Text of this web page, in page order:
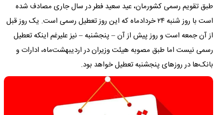
طبق تقویم رسمی کشورمان، عید سعید فطر در سال جاری مصادف شده
است با روز شنبه ۲۴ خردادماه که این روز تعطیل رسمی است. یک روز قبل
از آن جمعه است و روز پیش از آن – پنجشنبه – نیز علیرغم اینکه تعطیل
رسمی نیست اما طبق مصوبه هیئت وزیران در اردیبهشت‌ماه، ادارات و
بانک‌ها در روزهای پنجشنبه تعطیل خواهد بود.